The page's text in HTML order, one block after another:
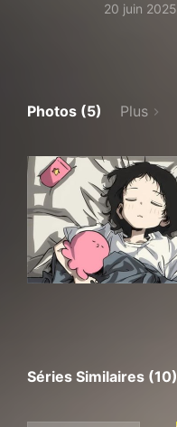
20 juin 2025
Photos (5) Plus
Séries Similaires (10)